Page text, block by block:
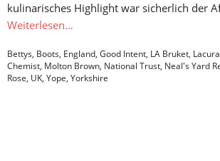
kulinarisches Highlight war sicherlich der
Weiterlesen…
Bettys, Boots, England, Good Intent, LA Bruket, Lacura
Chemist, Molton Brown, National Trust, Neal's Yard
Rose, UK, Yope, Yorkshire